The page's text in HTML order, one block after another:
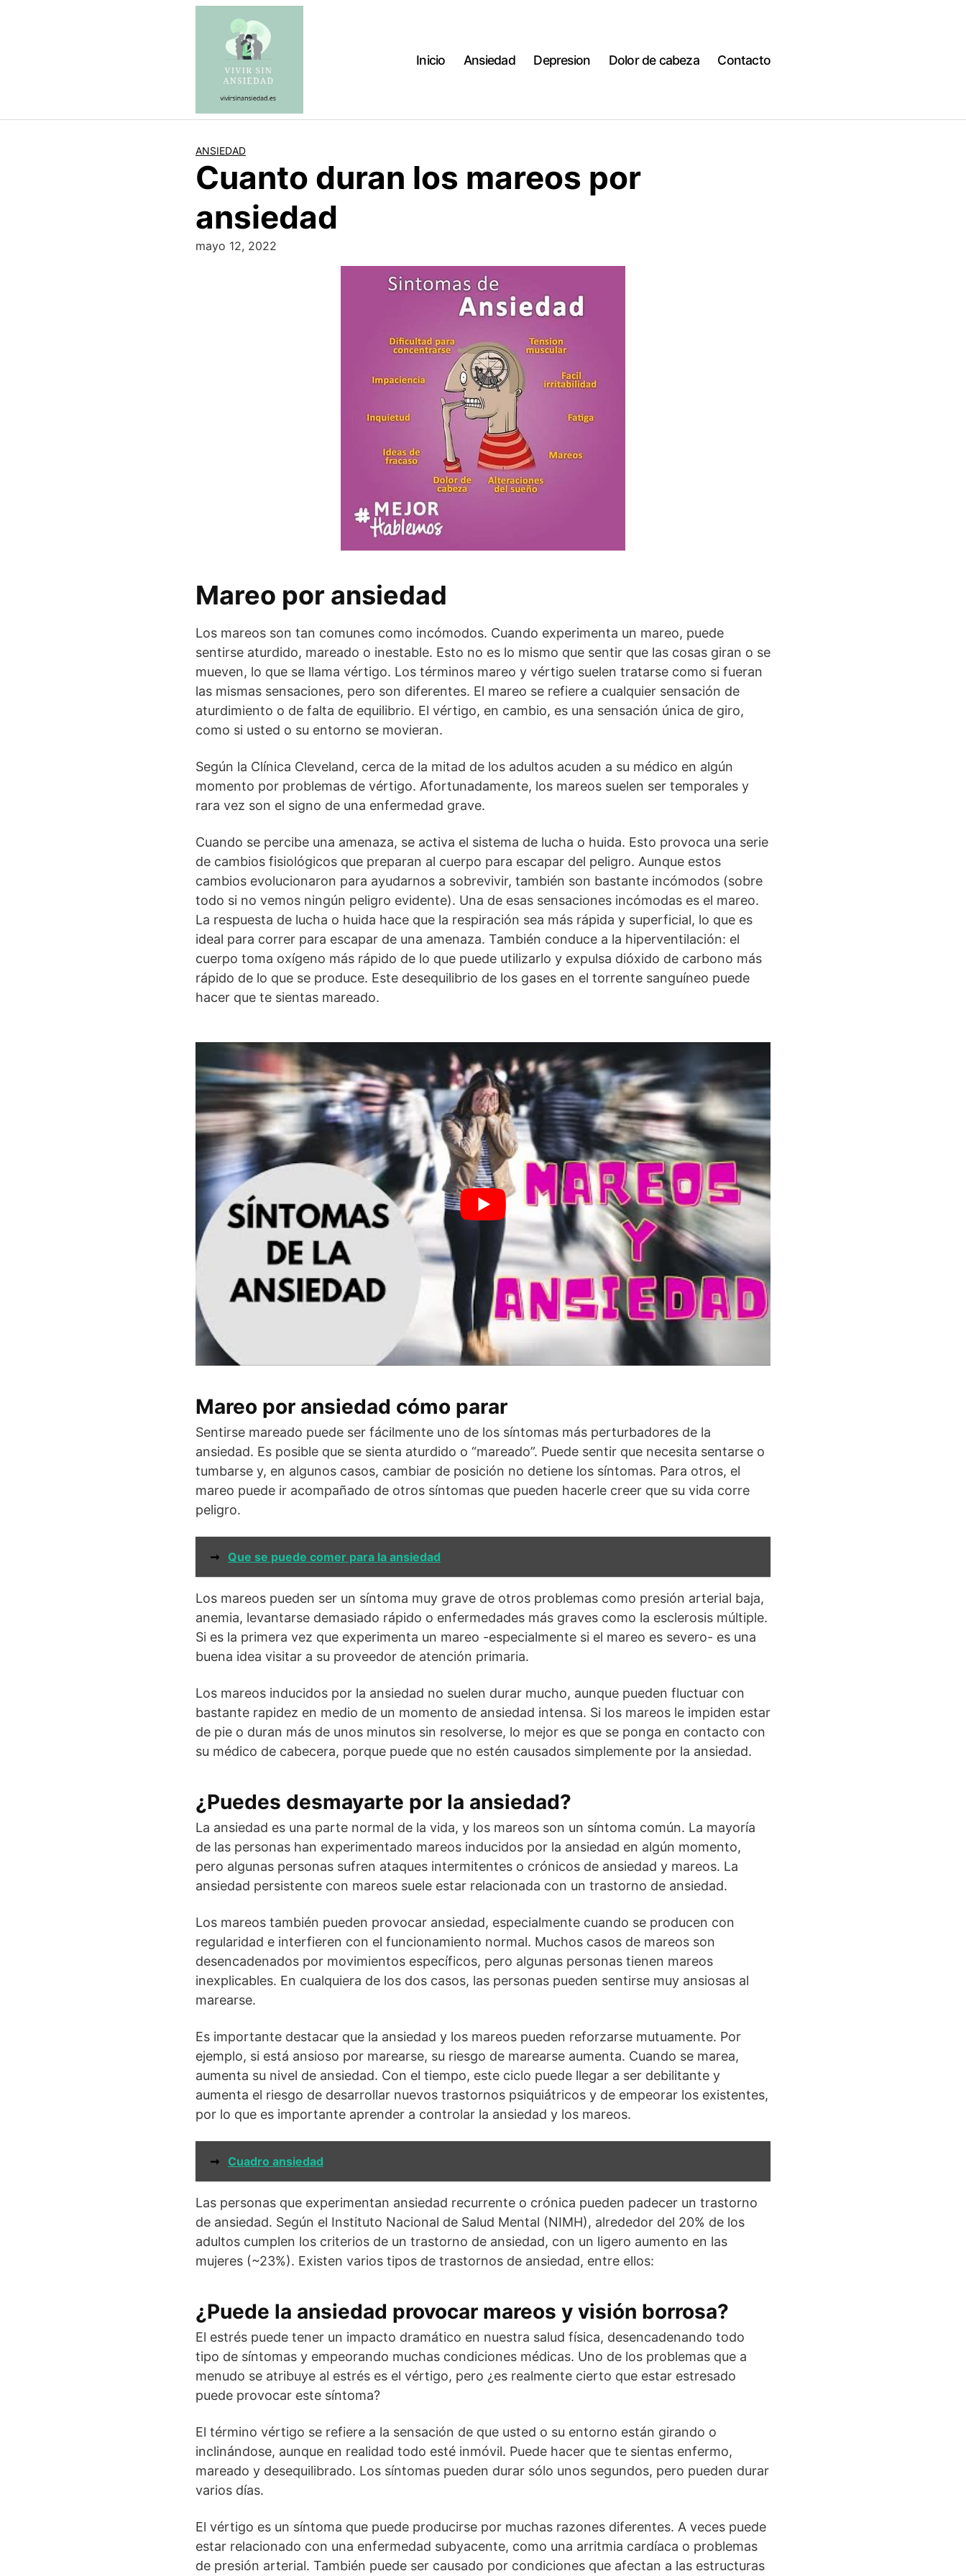
Inicio Ansiedad Depresion Dolor de cabeza Contacto
ANSIEDAD
Cuanto duran los mareos por
ansiedad
mayo 12, 2022
Mareo por ansiedad
Los mareos son tan comunes como incómodos. Cuando experimenta un mareo, puede
sentirse aturdido, mareado o inestable. Esto no es lo mismo que sentir que las cosas giran o se
mueven, lo que se llama vértigo. Los términos mareo y vértigo suelen tratarse como si fueran
las mismas sensaciones, pero son diferentes. El mareo se refiere a cualquier sensación de
aturdimiento o de falta de equilibrio. El vértigo, en cambio, es una sensación única de giro,
como si usted o su entorno se movieran.
Según la Clínica Cleveland, cerca de la mitad de los adultos acuden a su médico en algún
momento por problemas de vértigo. Afortunadamente, los mareos suelen ser temporales y
rara vez son el signo de una enfermedad grave.
Cuando se percibe una amenaza, se activa el sistema de lucha o huida. Esto provoca una serie
de cambios fisiológicos que preparan al cuerpo para escapar del peligro. Aunque estos
cambios evolucionaron para ayudarnos a sobrevivir, también son bastante incómodos (sobre
todo si no vemos ningún peligro evidente). Una de esas sensaciones incómodas es el mareo.
La respuesta de lucha o huida hace que la respiración sea más rápida y superficial, lo que es
ideal para correr para escapar de una amenaza. También conduce a la hiperventilación: el
cuerpo toma oxígeno más rápido de lo que puede utilizarlo y expulsa dióxido de carbono más
rápido de lo que se produce. Este desequilibrio de los gases en el torrente sanguíneo puede
hacer que te sientas mareado.
Mareo por ansiedad cómo parar
Sentirse mareado puede ser fácilmente uno de los síntomas más perturbadores de la
ansiedad. Es posible que se sienta aturdido o “mareado”. Puede sentir que necesita sentarse o
tumbarse y, en algunos casos, cambiar de posición no detiene los síntomas. Para otros, el
mareo puede ir acompañado de otros síntomas que pueden hacerle creer que su vida corre
peligro.
➞ Que se puede comer para la ansiedad
Los mareos pueden ser un síntoma muy grave de otros problemas como presión arterial baja,
anemia, levantarse demasiado rápido o enfermedades más graves como la esclerosis múltiple.
Si es la primera vez que experimenta un mareo -especialmente si el mareo es severo- es una
buena idea visitar a su proveedor de atención primaria.
Los mareos inducidos por la ansiedad no suelen durar mucho, aunque pueden fluctuar con
bastante rapidez en medio de un momento de ansiedad intensa. Si los mareos le impiden estar
de pie o duran más de unos minutos sin resolverse, lo mejor es que se ponga en contacto con
su médico de cabecera, porque puede que no estén causados simplemente por la ansiedad.
¿Puedes desmayarte por la ansiedad?
La ansiedad es una parte normal de la vida, y los mareos son un síntoma común. La mayoría
de las personas han experimentado mareos inducidos por la ansiedad en algún momento,
pero algunas personas sufren ataques intermitentes o crónicos de ansiedad y mareos. La
ansiedad persistente con mareos suele estar relacionada con un trastorno de ansiedad.
Los mareos también pueden provocar ansiedad, especialmente cuando se producen con
regularidad e interfieren con el funcionamiento normal. Muchos casos de mareos son
desencadenados por movimientos específicos, pero algunas personas tienen mareos
inexplicables. En cualquiera de los dos casos, las personas pueden sentirse muy ansiosas al
marearse.
Es importante destacar que la ansiedad y los mareos pueden reforzarse mutuamente. Por
ejemplo, si está ansioso por marearse, su riesgo de marearse aumenta. Cuando se marea,
aumenta su nivel de ansiedad. Con el tiempo, este ciclo puede llegar a ser debilitante y
aumenta el riesgo de desarrollar nuevos trastornos psiquiátricos y de empeorar los existentes,
por lo que es importante aprender a controlar la ansiedad y los mareos.
➞ Cuadro ansiedad
Las personas que experimentan ansiedad recurrente o crónica pueden padecer un trastorno
de ansiedad. Según el Instituto Nacional de Salud Mental (NIMH), alrededor del 20% de los
adultos cumplen los criterios de un trastorno de ansiedad, con un ligero aumento en las
mujeres (~23%). Existen varios tipos de trastornos de ansiedad, entre ellos:
¿Puede la ansiedad provocar mareos y visión borrosa?
El estrés puede tener un impacto dramático en nuestra salud física, desencadenando todo
tipo de síntomas y empeorando muchas condiciones médicas. Uno de los problemas que a
menudo se atribuye al estrés es el vértigo, pero ¿es realmente cierto que estar estresado
puede provocar este síntoma?
El término vértigo se refiere a la sensación de que usted o su entorno están girando o
inclinándose, aunque en realidad todo esté inmóvil. Puede hacer que te sientas enfermo,
mareado y desequilibrado. Los síntomas pueden durar sólo unos segundos, pero pueden durar
varios días.
El vértigo es un síntoma que puede producirse por muchas razones diferentes. A veces puede
estar relacionado con una enfermedad subyacente, como una arritmia cardíaca o problemas
de presión arterial. También puede ser causado por condiciones que afectan a las estructuras